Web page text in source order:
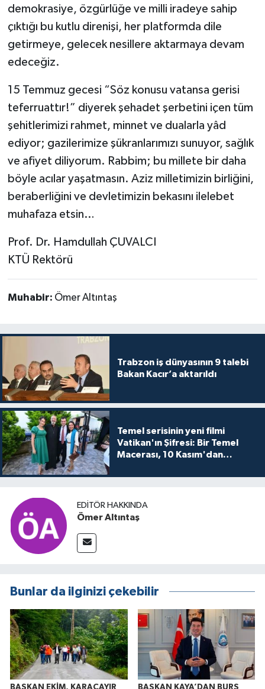
demokrasiye, özgürlüğe ve milli iradeye sahip
çıktığı bu kutlu direnişi, her platformda dile
getirmeye, gelecek nesillere aktarmaya devam
edeceğiz.
15 Temmuz gecesi “Söz konusu vatansa gerisi
teferruattır!” diyerek şehadet şerbetini içen tüm
şehitlerimizi rahmet, minnet ve dualarla yâd
ediyor; gazilerimize şükranlarımızı sunuyor, sağlık
ve afiyet diliyorum. Rabbim; bu millete bir daha
böyle acılar yaşatmasın. Aziz milletimizin birliğini,
beraberliğini ve devletimizin bekasını ilelebet
muhafaza etsin…
Prof. Dr. Hamdullah ÇUVALCI
KTÜ Rektörü
Muhabir: Ömer Altıntaş
Trabzon iş dünyasının 9 talebi
Bakan Kacır’a aktarıldı
Temel serisinin yeni filmi
Vatikan'ın Şifresi: Bir Temel
Macerası, 10 Kasım'dan
buluşuyo
EDITÖR HAKKINDA
Ömer Altıntaş
Bunlar da ilginizi çekebilir
BAŞKAN EKİM, KARAÇAYIR BAŞKAN KAYA’DAN BURS